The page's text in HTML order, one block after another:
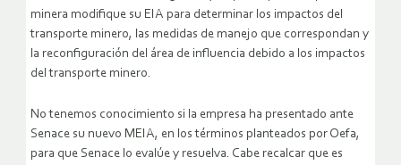
minera modifique su EIA para determinar los impactos del
transporte minero, las medidas de manejo que correspondan y
la reconfiguración del área de influencia debido a los impactos
del transporte minero.
No tenemos conocimiento si la empresa ha presentado ante
Senace su nuevo MEIA, en los términos planteados por Oefa,
para que Senace lo evalúe y resuelva. Cabe recalcar que es